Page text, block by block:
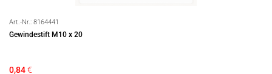
Art.-Nr.: 8164441
Gewindestift M10 x 20
0,84€